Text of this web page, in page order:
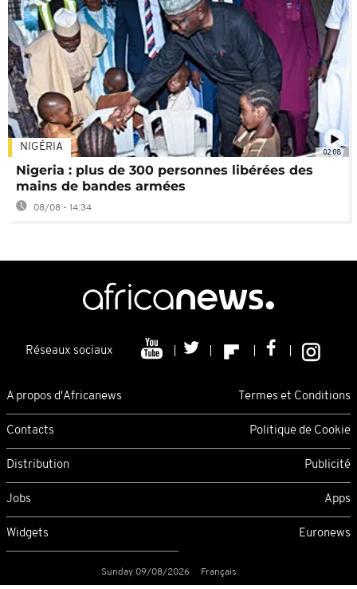
02:08
NIGÉRIA
Nigeria : plus de 300 personnes libérées des
mains de bandes armées
08/08 - 14:34
Réseaux sociaux
A propos d'Africanews Termes et Conditions
Contacts Politique de Cookie
Distribution Publicité
Jobs Apps
Widgets Euronews
Sunday 09/08/2026